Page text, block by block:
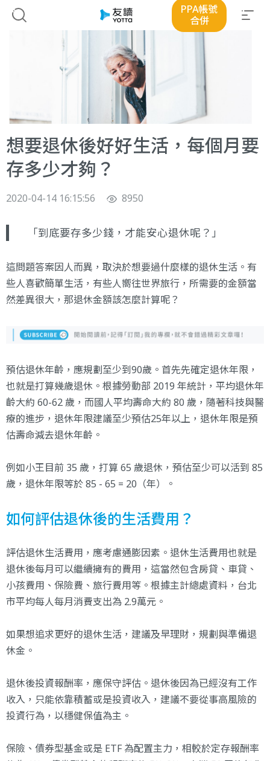
PPA帳號
合併
想要退休後好好生活，每個月要
存多少才夠？
2020-04-14 16:15:56 8950
「到底要存多少錢，才能安心退休呢？」
這問題答案因人而異，取決於想要過什麼樣的退休生活。有
些人喜歡簡單生活，有些人嚮往世界旅行，所需要的金額當
然差異很大，那退休金額該怎麼計算呢？
預估退休年齡，應規劃至少到90歲。首先先確定退休年限，
也就是打算幾歲退休。根據勞動部 2019 年統計，平均退休年
齡大約 60-62 歲，而國人平均壽命大約 80 歲，隨著科技與醫
療的進步，退休年限建議至少預估25年以上，退休年限是預
估壽命減去退休年齡。
例如小王目前 35 歲，打算 65 歲退休，預估至少可以活到 85
歲，退休年限等於 85 - 65 = 20（年）。
如何評估退休後的生活費用？
評估退休生活費用，應考慮通膨因素。退休生活費用也就是
退休後每月可以繼續擁有的費用，這當然包含房貸、車貸、
小孩費用、保險費、旅行費用等。根據主計總處資料，台北
市平均每人每月消費支出為 2.9萬元。
如果想追求更好的退休生活，建議及早理財，規劃與準備退
休金。
退休後投資報酬率，應保守評估。退休後因為已經沒有工作
收入，只能依靠積蓄或是投資收入，建議不要從事高風險的
投資行為，以穩健保值為主。
保險、債券型基金或是 ETF 為配置主力，相較於定存報酬率